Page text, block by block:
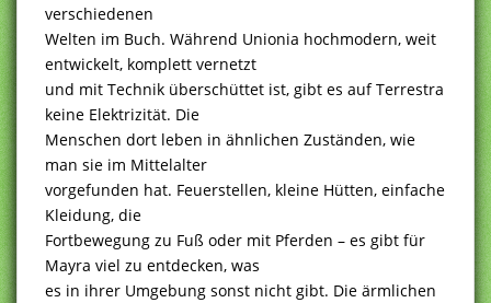
verschiedenen
Welten im Buch. Während Unionia hochmodern, weit
entwickelt, komplett vernetzt
und mit Technik überschüttet ist, gibt es auf Terrestra
keine Elektrizität. Die
Menschen dort leben in ähnlichen Zuständen, wie
man sie im Mittelalter
vorgefunden hat. Feuerstellen, kleine Hütten, einfache
Kleidung, die
Fortbewegung zu Fuß oder mit Pferden – es gibt für
Mayra viel zu entdecken, was
es in ihrer Umgebung sonst nicht gibt. Die ärmlichen